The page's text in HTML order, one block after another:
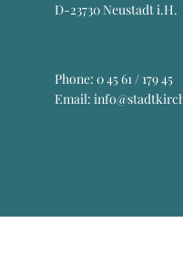
D-23730 Neustadt i.H.
Phone: 0 45 61 / 179 45
Email: